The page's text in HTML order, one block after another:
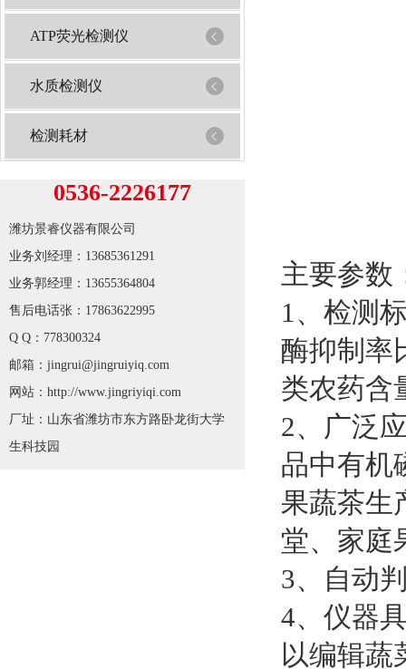
ATP荧光检测仪
水质检测仪
检测耗材
0536-2226177
潍坊景睿仪器有限公司
业务刘经理：13685361291
业务郭经理：13655364804
售后电话张：17863622995
Q Q：778300324
邮箱：jingrui@jingruiyiq.com
网站：http://www.jingriyiqi.com
厂址：山东省潍坊市东方路卧龙街大学
生科技园
主要参数
1、检测
酶抑制率
类农药含
2、广泛
品中有机
果蔬茶生
堂、家庭
3、自动
4、仪器
以编辑蔬